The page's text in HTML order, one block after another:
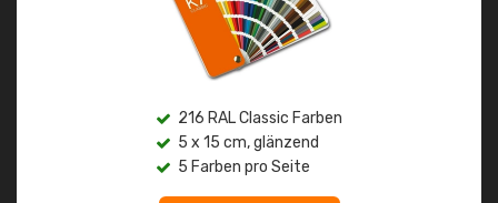
216 RAL Classic Farben
5 x 15 cm, glänzend
5 Farben pro Seite